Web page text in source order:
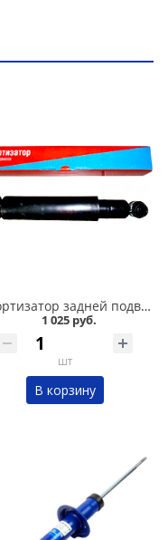
Амортизатор задней подвески 2101-07 Никон в Омске
1 025 руб.
шт
В корзину